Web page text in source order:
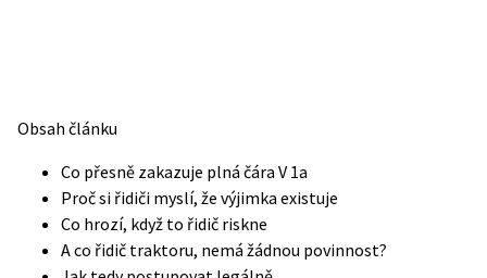
Obsah článku
Co přesně zakazuje plná čára V 1a
Proč si řidiči myslí, že výjimka existuje
Co hrozí, když to řidič riskne
A co řidič traktoru, nemá žádnou povinnost?